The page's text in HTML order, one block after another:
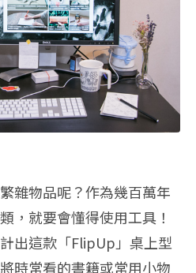
雜物品呢？作為幾百萬年
，就要會懂得使用工具！
出這款「FlipUp」桌上型
時常看的書籍或常用小物